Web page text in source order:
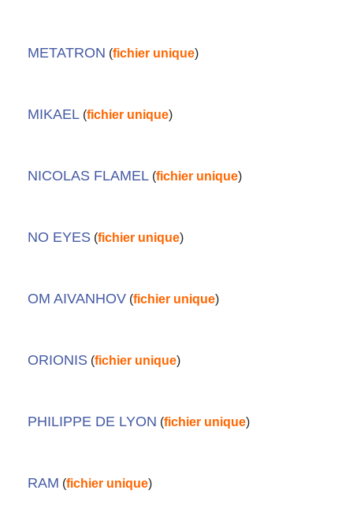
METATRON (fichier unique)
MIKAEL (fichier unique)
NICOLAS FLAMEL (fichier unique)
NO EYES (fichier unique)
OM AIVANHOV (fichier unique)
ORIONIS (fichier unique)
PHILIPPE DE LYON (fichier unique)
RAM (fichier unique)